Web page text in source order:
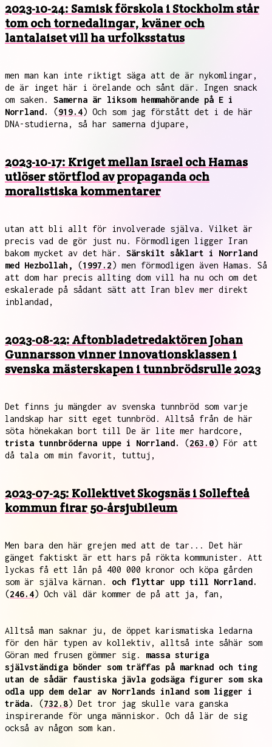
2023-10-24: Samisk förskola i Stockholm står
tom och tornedalingar, kväner och
lantalaiset vill ha urfolksstatus
men man kan inte riktigt säga att de är nykomlingar,
de är inget här i örelande och sånt där. Ingen snack
om saken. Samerna är liksom hemmahörande på E i
Norrland.
(919.4) Och som jag förstått det i de här
DNA-studierna, så har samerna djupare,
2023-10-17: Kriget mellan Israel och Hamas
utlöser störtflod av propaganda och
moralistiska kommentarer
utan att bli allt för involverade själva. Vilket är
precis vad de gör just nu. Förmodligen ligger Iran
bakom mycket av det här. Särskilt såklart i Norrland
med Hezbollah,
(1997.2) men förmodligen även Hamas. Så
att dom har precis allting dom vill ha nu och om det
eskalerade på sådant sätt att Iran blev mer direkt
inblandad,
2023-08-22: Aftonbladetredaktören Johan
Gunnarsson vinner innovationsklassen i
svenska mästerskapen i tunnbrödsrulle 2023
Det finns ju mängder av svenska tunnbröd som varje
landskap har sitt eget tunnbröd. Alltså från de här
söta hönekakan bort till De är lite mer hardcore,
trista tunnbröderna uppe i Norrland.
(263.0) För att
då tala om min favorit, tuttuj,
2023-07-25: Kollektivet Skogsnäs i Sollefteå
kommun firar 50-årsjubileum
Men bara den här grejen med att de tar... Det här
gänget faktiskt är ett hars på rökta kommunister. Att
lyckas få ett lån på 400 000 kronor och köpa gården
som är själva kärnan. och flyttar upp till Norrland.
(246.4) Och väl där kommer de på att ja, fan,
Alltså man saknar ju, de öppet karismatiska ledarna
för den här typen av kollektiv, alltså inte såhär som
Göran med frusen gömmer sig. massa sturiga
självständiga bönder som träffas på marknad och ting
utan de sådär faustiska jävla godsäga figurer som ska
odla upp dem delar av Norrlands inland som ligger i
träda.
(732.8) Det tror jag skulle vara ganska
inspirerande för unga människor. Och då lär de sig
också av någon som kan.